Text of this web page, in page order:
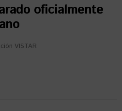
oficialmente
VISTAR